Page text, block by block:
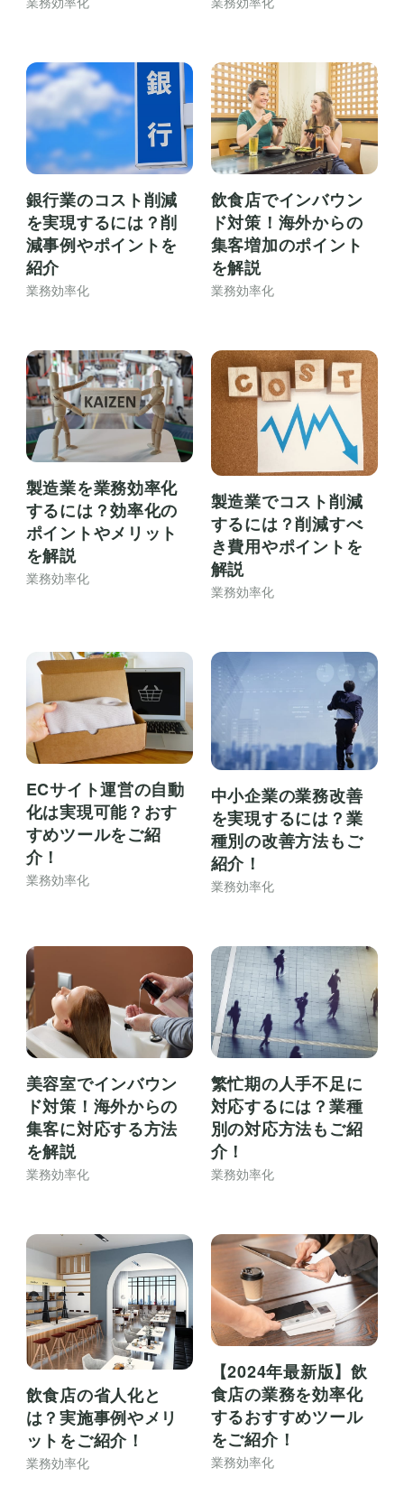
銀行業のコスト削減
を実現するには？削
減事例やポイントを
紹介
業務効率化
飲食店でインバウン
ド対策！海外からの
集客増加のポイント
を解説
業務効率化
製造業を業務効率化
するには？効率化の
ポイントやメリット
を解説
業務効率化
製造業でコスト削減
するには？削減すべ
き費用やポイントを
解説
業務効率化
ECサイト運営の自動
化は実現可能？おす
すめツールをご紹
介！
業務効率化
中小企業の業務改善
を実現するには？業
種別の改善方法もご
紹介！
業務効率化
美容室でインバウン
ド対策！海外からの
集客に対応する方法
を解説
業務効率化
繁忙期の人手不足に
対応するには？業種
別の対応方法もご紹
介！
業務効率化
飲食店の省人化と
は？実施事例やメリ
ットをご紹介！
業務効率化
【2024年最新版】飲
食店の業務を効率化
するおすすめツール
をご紹介！
業務効率化